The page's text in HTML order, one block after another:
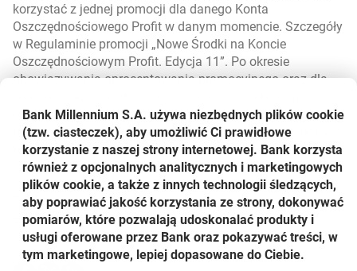
korzystać z jednej promocji dla danego Konta
Oszczędnościowego Profit w danym momencie. Szczegóły
w Regulaminie promocji „Nowe Środki na Koncie
Oszczędnościowym Profit. Edycja 11”. Po okresie
obowiązywania oprocentowania promocyjnego oraz dla
oprocentowanie zmienne standardowe w wysokości
określonej Cennikiem usług – stopy procentowe; zgodnie z
tym cennikiem pierwsze polecenie przelewu wewnętrznego
w miesiącu kalendarzowym z Konta Oszczędnościowego
Profit jest bezpłatne, a drugie i każde następne jest płatne
7,50 PLN. Powyższe regulacje dostępne są w placówkach
Banku oraz nawww.bankmillennium.plotwiera się w nowej
.
Udostępnij
Bank Millennium S.A. używa niezbędnych plików cookie
(tzw. ciasteczek), aby umożliwić Ci prawidłowe
korzystanie z naszej strony internetowej. Bank korzysta
również z opcjonalnych analitycznych i marketingowych
plików cookie, a także z innych technologii śledzących,
aby poprawiać jakość korzystania ze strony, dokonywać
pomiarów, które pozwalają udoskonalać produkty i
usługi oferowane przez Bank oraz pokazywać treści, w
tym marketingowe, lepiej dopasowane do Ciebie.